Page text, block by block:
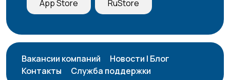
персоналом
Финансы Юриспруденция
App Store RuStore
Вакансии компаний
Новости | Блог
Контакты
Служба поддержки